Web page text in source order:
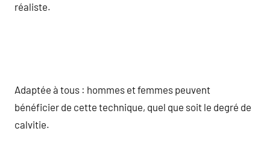
réaliste.
Adaptée à tous : hommes et femmes peuvent
bénéficier de cette technique, quel que soit le degré de
calvitie.